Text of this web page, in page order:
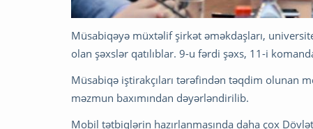
Müsabiqəyə müxtəlif şirkət əməkdaşları,
olan şəxslər qatılıblar. 9-u fərdi şəxs, 11-i
Müsabiqə iştirakçıları tərəfindən təqdim olunan
məzmun baxımından dəyərləndirilib.
Mobil tətbiqlərin hazırlanmasında daha çox